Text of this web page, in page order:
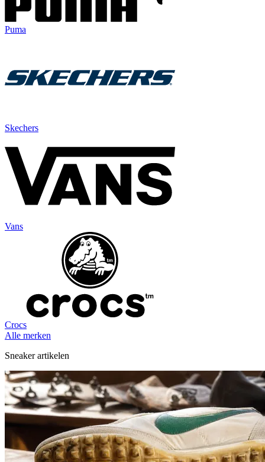
Puma
Skechers
Vans
Crocs
Alle merken
Sneaker artikelen